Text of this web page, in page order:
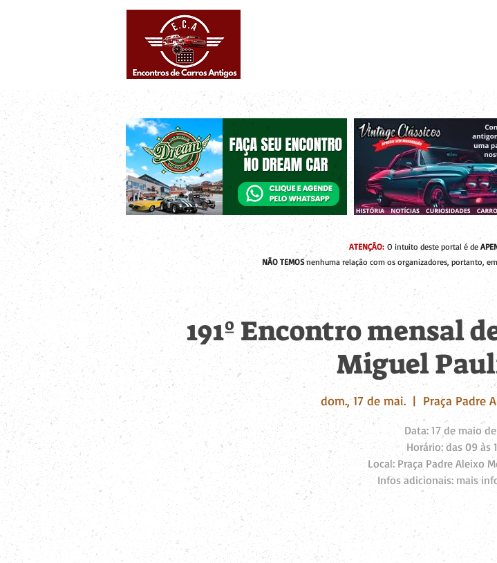
ATENÇÃO: O intuito deste portal é de
NÃO TEMOSnenhuma relação com os organizadores, portanto,
191º Encontro mensal
Miguel
dom., 17 de mai.
  |
Praça Padre
Data: 17 de maio
Horário: das 09 às
Local: Praça Padre Aleixo
Infos adicionais: mais